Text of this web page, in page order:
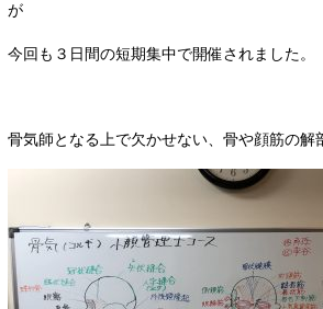
が
今回も３日間の短期集中で開催されました。
骨気師となる上で欠かせない、骨や顔筋の解